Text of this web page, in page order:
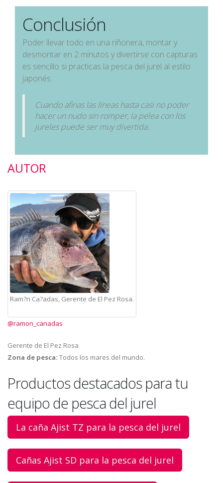
Conclusión
Poder llevar todo en una riñonera, montar y
desmontar en 2 minutos y divertirse con capturas
es sencillo si practicas la pesca del jurel al estilo
japonés.
Cuando afinas las líneas hasta casi no poder
hacer un nudo sin romper, la pelea con los
jureles puede ser muy divertida.
AUTOR
Ram?n Ca?adas, Gerente de El Pez Rosa.
@ramon_canadas
Gerente de El Pez Rosa
Zona de pesca: Todos los mares del mundo.
Productos destacados para tu
equipo de pesca del jurel
La caña Ajist TZ para la pesca del jurel
Cañas Ajist SD para la pesca del jurel